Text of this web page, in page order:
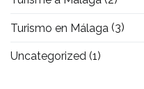
Turismo en Málaga (3)
Uncategorized (1)